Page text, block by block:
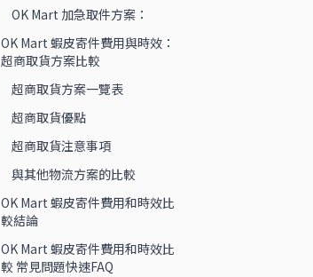
OK Mart 加急取件方案：
OK Mart 蝦皮寄件費用與時效：
超商取貨方案比較
超商取貨方案一覽表
超商取貨優點
超商取貨注意事項
與其他物流方案的比較
OK Mart 蝦皮寄件費用和時效比
較結論
OK Mart 蝦皮寄件費用和時效比
較 常見問題快速FAQ